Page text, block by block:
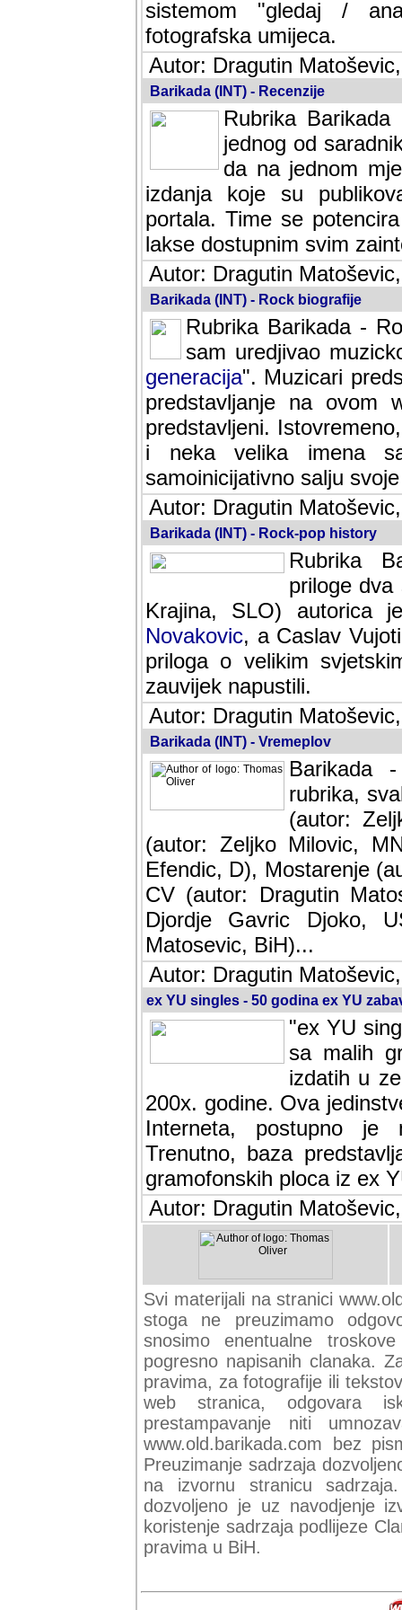
sistemom "gledaj /
fotografska umijeca.
Autor: Dragutin
Barikada (INT) - Recenzije
Rubrika
jednog od
da na jednom
izdanja koje su
portala. Time se
lakse dostupnim svim
Autor: Dragutin
Barikada (INT) - Rock biografije
Rubrika Barikada -
sam uredjivao
generacija". Muzicari
predstavljanje na ovom
predstavljeni.
i neka velika imena
samoinicijativno salju
Autor: Dragutin
Barikada (INT) - Rock-pop history
Rubrika
dva
SLO) autorica je velikog
Caslav Vujotic
velikim svjetskim
napustili.
Autor: Dragutin
Barikada (INT) - Vremeplov
Barikada
rubrika,
(autor:
(autor: Zeljko Milovic,
Efendic, D), Mostarenje
CV (autor: Dragutin
Djordje Gavric Djoko,
Matosevic, BiH)...
Autor: Dragutin
ex YU singles - 50 godina ex YU
"ex YU
sa malih
izdatih u
200x. godine. Ova
Interneta, postupno je
baza predstavlja
ploca iz ex YU.
Autor: Dragutin
Svi materijali na stranici
stoga ne preuzimamo
snosimo enentualne
pogresno napisanih clanaka.
pravima, za fotografije ili
web stranica, odgovara
prestampavanje niti
www.old.barikada.com bez
Preuzimanje sadrzaja
na izvornu stranicu
dozvoljeno je uz navodjenje
koristenje sadrzaja podlijeze
pravima u BiH.